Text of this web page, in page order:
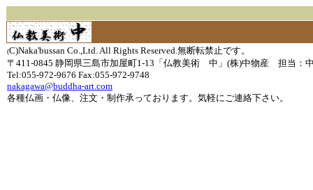
(C)Naka'bussan Co.,Ltd. All Rights Reserved.無断転禁止です。
〒411-0845 静岡県三島市加屋町1-13「仏教美術 中」(株)中物産 担当：
Tel:055-972-9676 Fax:055-972-9748
nakagawa@buddha-art.com
各種仏画・仏像、注文・制作承っております。気軽にご連絡下さい。